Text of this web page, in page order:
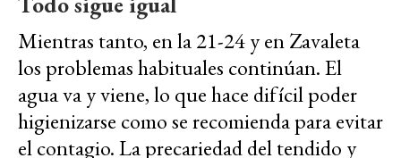
Mientras tanto, en la 21-24 y en Zavaleta
los problemas habituales continúan. El
agua va y viene, lo que hace difícil poder
higienizarse como se recomienda para evitar
el contagio. La precariedad del tendido y